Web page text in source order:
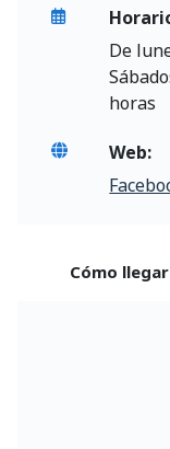
De
horas
Web:
Cómo llegar